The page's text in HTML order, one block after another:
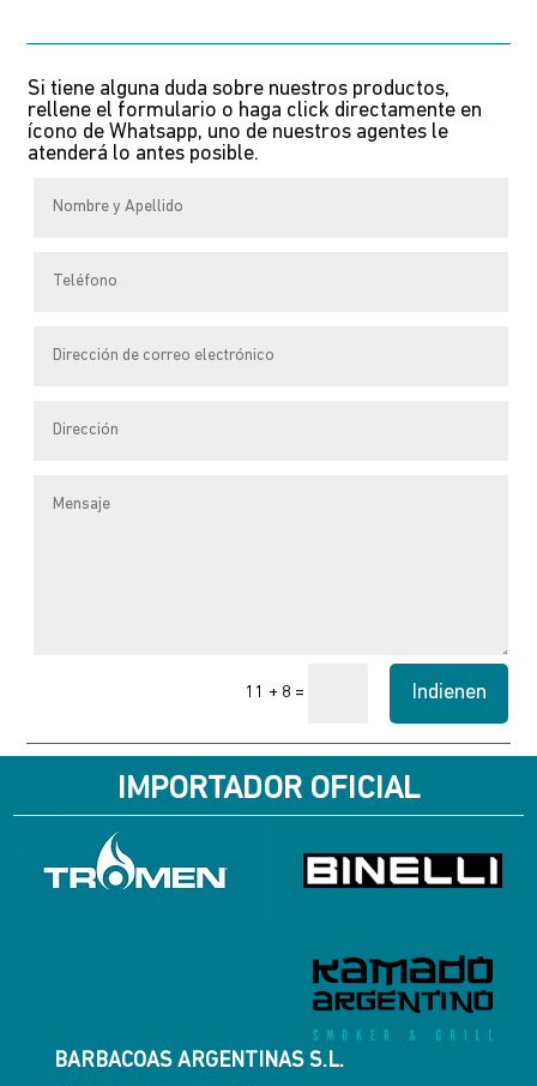
Deze
optie
kan
worden
de
Si tiene alguna duda sobre nuestros productos,
rellene el formulario o haga click directamente en
ícono de Whatsapp, uno de nuestros agentes le
atenderá lo antes posible.
11 + 8 = Indienen
IMPORTADOR OFICIAL
BARBACOAS ARGENTINAS S.L.